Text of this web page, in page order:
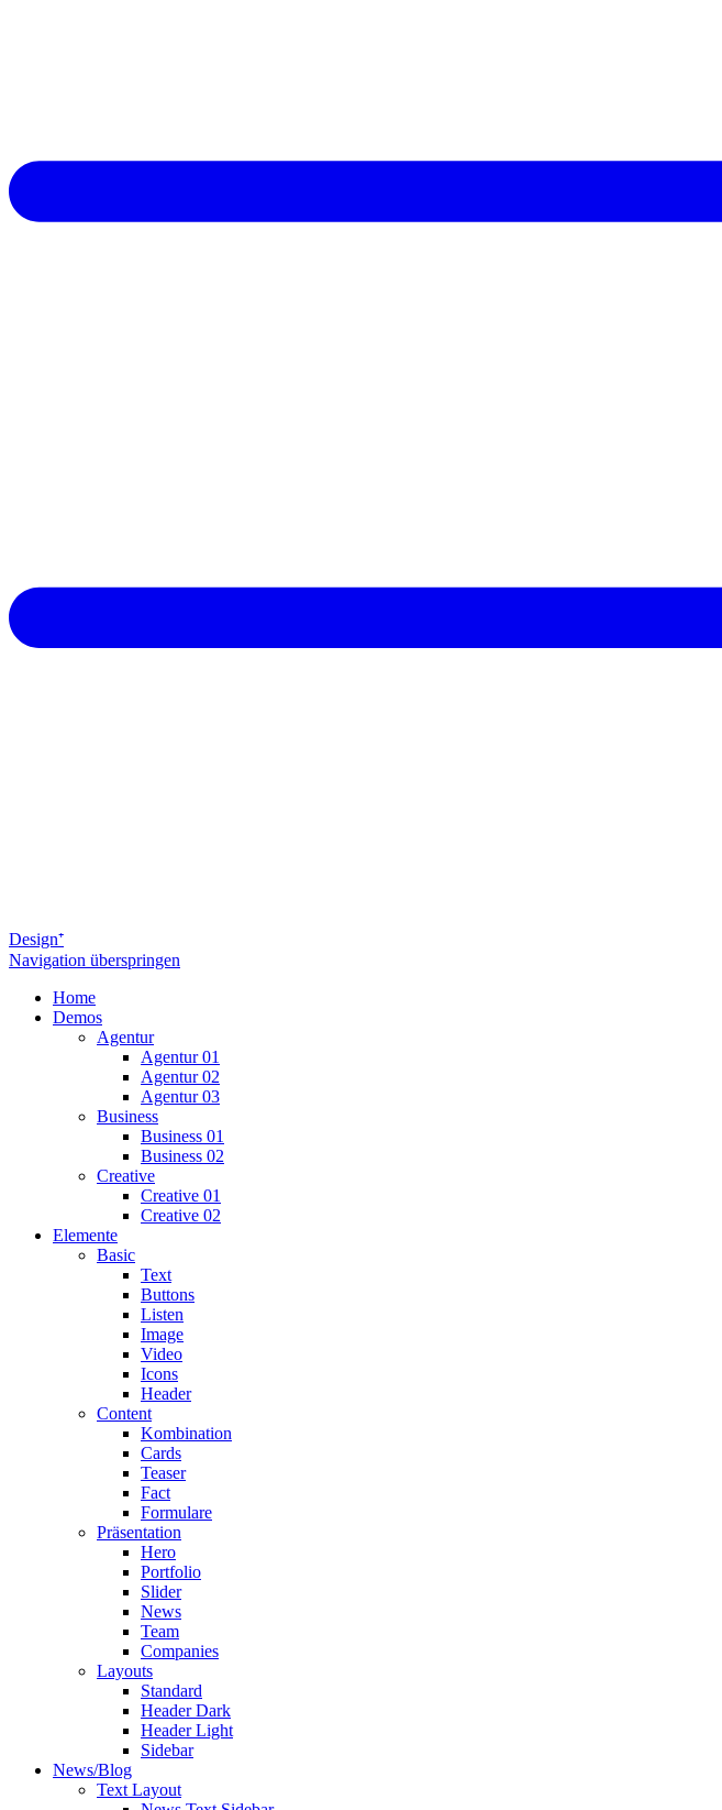
Design⁺
Navigation überspringen
Home
Demos
Agentur
Agentur 01
Agentur 02
Agentur 03
Business
Business 01
Business 02
Creative
Creative 01
Creative 02
Elemente
Basic
Text
Buttons
Listen
Image
Video
Icons
Header
Content
Kombination
Cards
Teaser
Fact
Formulare
Präsentation
Hero
Portfolio
Slider
News
Team
Companies
Layouts
Standard
Header Dark
Header Light
Sidebar
News/Blog
Text Layout